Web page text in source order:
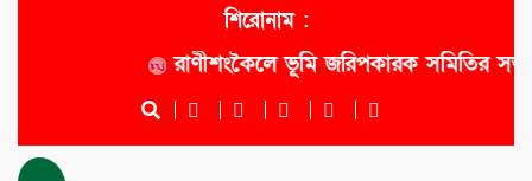
শিরোনাম :
রাণীশংকৈলে ভূমি জরিপকারক সমিতির